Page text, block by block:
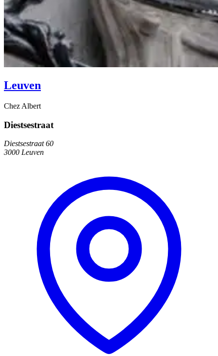
Leuven
Chez Albert
Diestsestraat
Diestsestraat 60
3000 Leuven